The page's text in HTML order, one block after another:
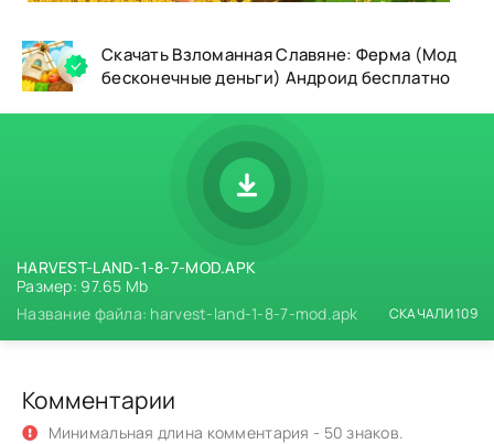
Скачать Взломанная Славяне: Ферма (Мод
бесконечные деньги) Андроид бесплатно
HARVEST-LAND-1-8-7-MOD.APK
Размер: 97.65 Mb
Название файла: harvest-land-1-8-7-mod.apk
СКАЧАЛИ 109
Комментарии
Минимальная длина комментария - 50 знаков.